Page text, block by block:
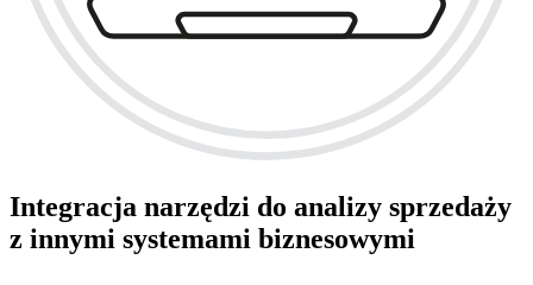
Integracja narzędzi do analizy sprzedaży
z innymi systemami biznesowymi